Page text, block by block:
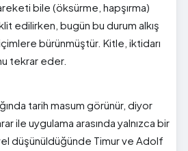
bile (öksürme, hapşırma)
edilirken, bugün bu durum alkış
bürünmüştür. Kitle, iktidarı
tekrar eder.
tarih masum görünür, diyor
ile uygulama arasında yalnızca bir
düşünüldüğünde Timur ve Adolf